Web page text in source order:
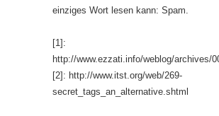
einziges Wort lesen kann: Spam.
[1]:
http://www.ezzati.info/weblog/archives/
[2]: http://www.itst.org/web/269-
secret_tags_an_alternative.shtml